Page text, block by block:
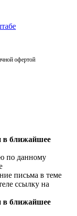
офертой
в ближайшее
по данному
письма в теме
ссылку на
в ближайшее